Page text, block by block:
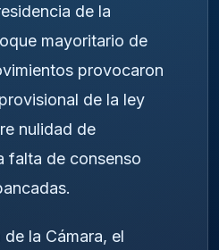
de la
mayoritario de
provocaron
de la ley
nulidad de
falta de consenso
la Cámara, el